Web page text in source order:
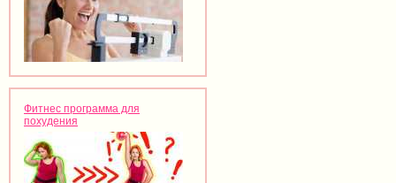
Фитнес программа для
похудения